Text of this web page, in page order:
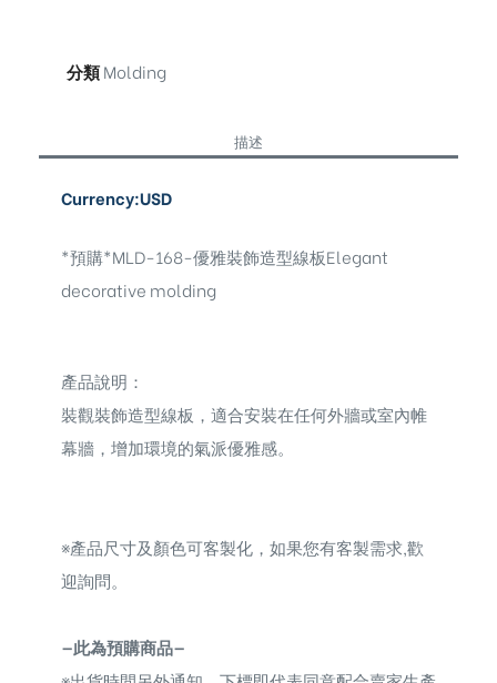
分類Molding
描述
Currency:USD
*預購*MLD-168-優雅裝飾造型線板Elegant
decorative molding
產品說明：
裝觀裝飾造型線板，適合安裝在任何外牆或室內帷
幕牆，增加環境的氣派優雅感。
※產品尺寸及顏色可客製化，如果您有客製需求,歡
迎詢問。
—此為預購商品—